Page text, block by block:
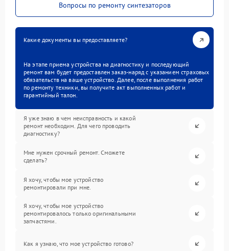
Вопросы по ремонту синтезаторов
Какие документы вы предоставляете?
На этапе приема устройства на диагностику и последующий
ремонт вам будет предоставлен заказ-наряд с указанием страховых
обязательств на ваше устройство. Далее, после выполнения работ
по ремонту техники, вы получите акт выполненных работ и
гарантийный талон.
Я уже знаю в чем неисправность и какой
ремонт необходим. Для чего проводить
диагностику?
Мне нужен срочный ремонт. Сможете
сделать?
Я хочу, чтобы мое устройство
ремонтировали при мне.
Я хочу, чтобы мое устройство
ремонтировалось только оригинальными
запчастями.
Как я узнаю, что мое устройство готово?